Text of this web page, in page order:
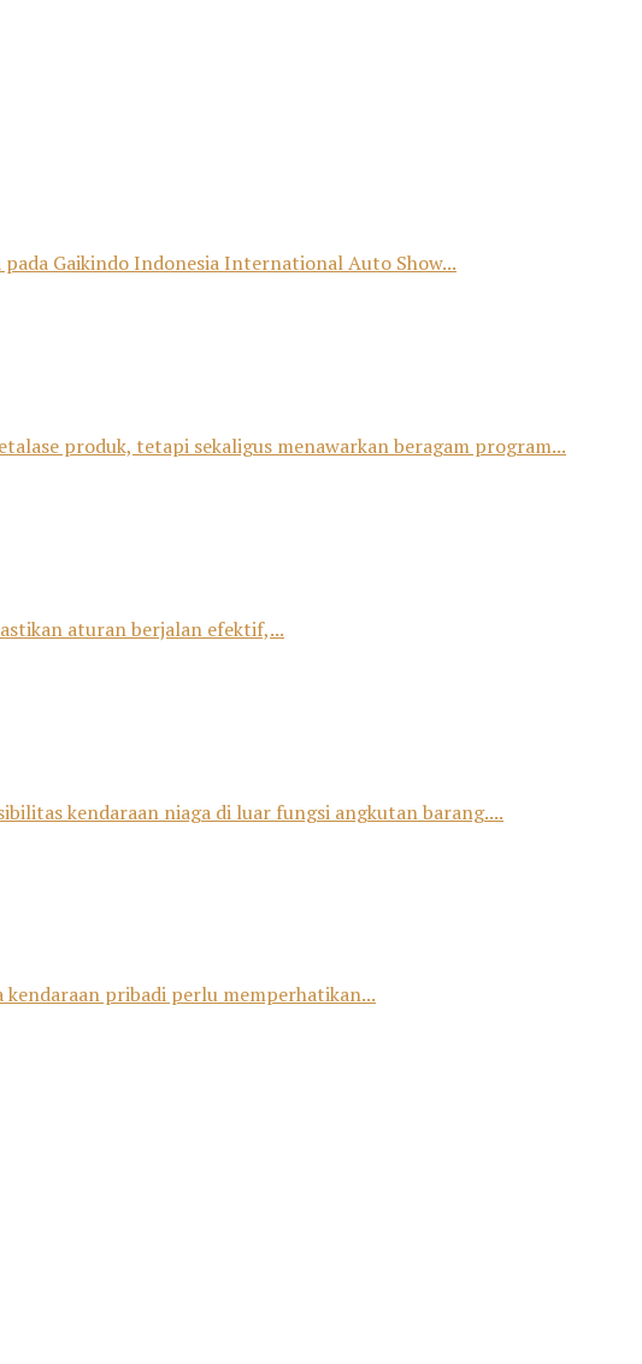
Gaikindo Indonesia International Auto Show...
produk, tetapi sekaligus menawarkan beragam program...
aturan berjalan efektif,...
kendaraan niaga di luar fungsi angkutan barang....
pribadi perlu memperhatikan...